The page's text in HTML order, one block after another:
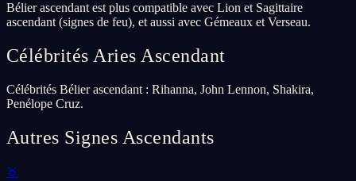
Bélier ascendant est plus compatible avec Lion et Sagittaire
ascendant (signes de feu), et aussi avec Gémeaux et Verseau.
Célébrités Aries Ascendant
Célébrités Bélier ascendant : Rihanna, John Lennon, Shakira,
Penélope Cruz.
Autres Signes Ascendants
♉